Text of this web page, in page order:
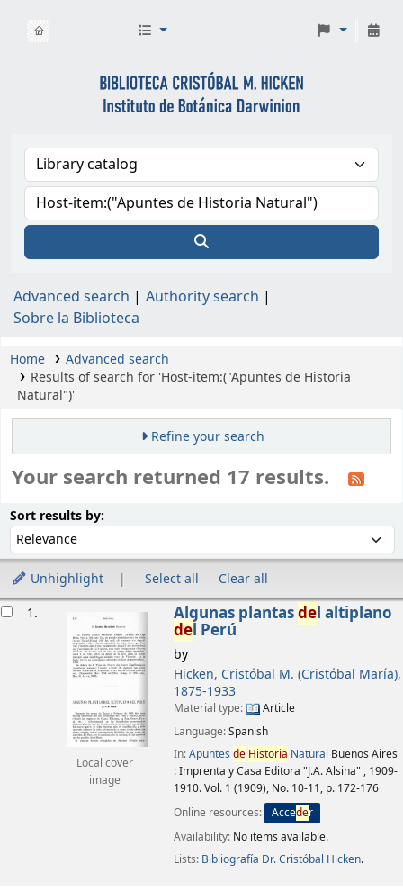
Advanced search
Authority search
Sobre la Biblioteca
Home
Advanced search
Results of search for 'Host-item:("Apuntes de Historia
Natural")'
Refine your search
Your search returned 17 results.
Sort results by:
Unhighlight Select all Clear all
1.
Local cover
image
Algunas plantasdel altiplano
del Perú
by
Hicken, Cristóbal M. (Cristóbal María),
1875-1933
Material type:
Article
Language:Spanish
In:Apuntes de Historia Natural Buenos Aires
: Imprenta y Casa Editora "J.A. Alsina" , 1909-
1910. Vol. 1 (1909), No. 10-11, p. 172-176
Online resources:
Acceder
Availability: No items available.
Lists: Bibliografía Dr. Cristóbal Hicken.